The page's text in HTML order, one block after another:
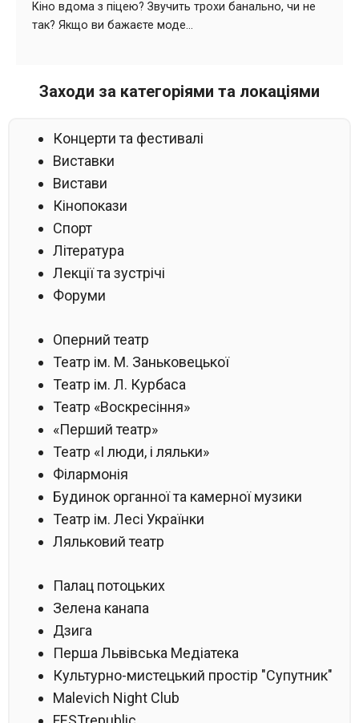
Заходи за категоріями та локаціями
Концерти та фестивалі
Виставки
Вистави
Кінопокази
Спорт
Література
Лекції та зустрічі
Форуми
Оперний театр
Театр ім. М. Заньковецької
Театр ім. Л. Курбаса
Театр «Воскресіння»
«Перший театр»
Театр «І люди, і ляльки»
Філармонія
Будинок органної та камерної музики
Театр ім. Лесі Українки
Ляльковий театр
Палац потоцьких
Зелена канапа
Дзига
Перша Львівська Медіатека
Культурно-мистецький простір "Супутник"
Malevich Night Club